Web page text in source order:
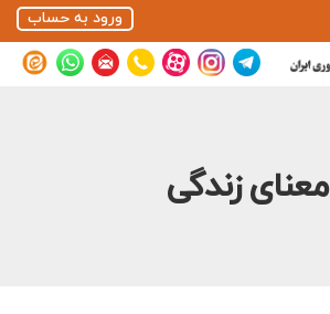
ورود به حساب
معنای زندگی